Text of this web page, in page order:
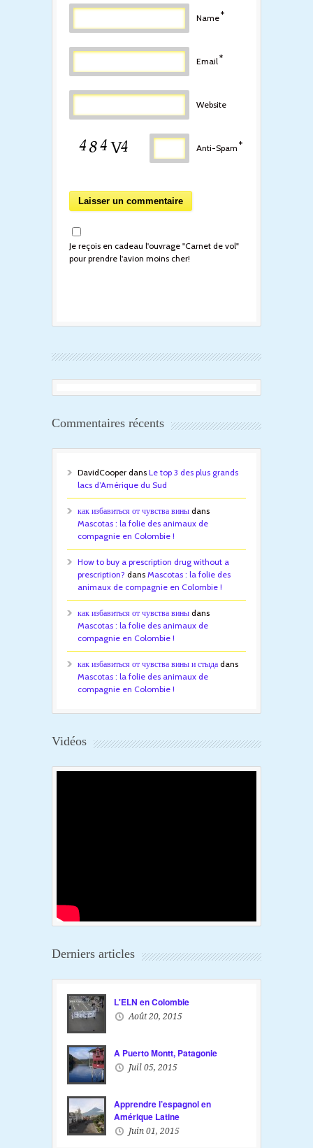
Name*
Email *
Website
Anti-Spam *
Je reçois en cadeau l'ouvrage "Carnet de vol"
pour prendre l'avion moins cher!
Commentaires récents
DavidCooper dans Le top 3 des plus grands
lacs d’Amérique du Sud
как избавиться от чувства вины dans
Mascotas : la folie des animaux de
compagnie en Colombie !
How to buy a prescription drug without a
prescription? dans Mascotas : la folie des
animaux de compagnie en Colombie !
как избавиться от чувства вины dans
Mascotas : la folie des animaux de
compagnie en Colombie !
как избавиться от чувства вины и стыда dans
Mascotas : la folie des animaux de
compagnie en Colombie !
Vidéos
Derniers articles
L'ELN en Colombie
Août 20, 2015
A Puerto Montt, Patagonie
Juil 05, 2015
Apprendre l’espagnol en
Amérique Latine
Juin 01, 2015